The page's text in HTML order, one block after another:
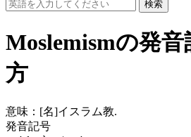
Moslemismの発
方
意味： [名]イスラム教.
発音記号